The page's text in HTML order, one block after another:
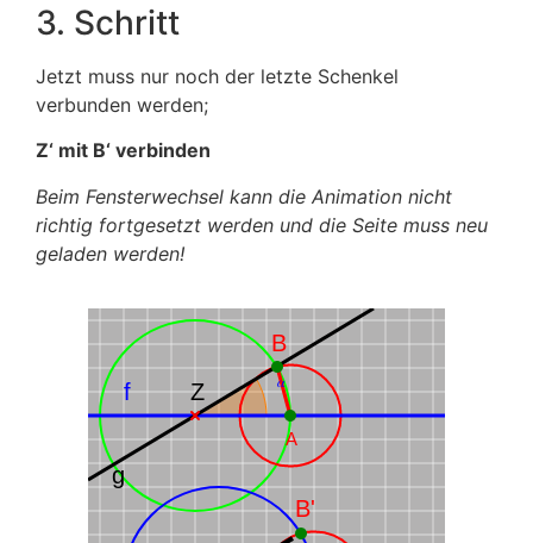
3. Schritt
Jetzt muss nur noch der letzte Schenkel
verbunden werden;
Z‘ mit B‘ verbinden
Beim Fensterwechsel kann die Animation nicht
richtig fortgesetzt werden und die Seite muss neu
geladen werden!
Z
f
g
𝛼
A
B
B'